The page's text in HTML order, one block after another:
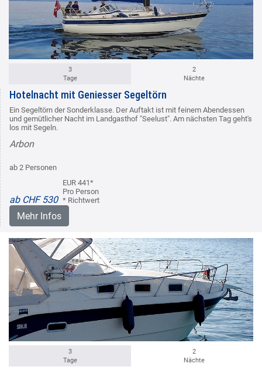
3
Tage
2
Nächte
Hotelnacht mit Geniesser Segeltörn
Ein Segeltörn der Sonderklasse. Der Auftakt ist mit feinem Abendessen
und gemütlicher Nacht im Landgasthof "Seelust". Am nächsten Tag geht's
los mit Segeln.
Arbon
ab 2 Personen
ab CHF 530
EUR 441*
Pro Person
* Richtwert
Mehr Infos
3
Tage
2
Nächte